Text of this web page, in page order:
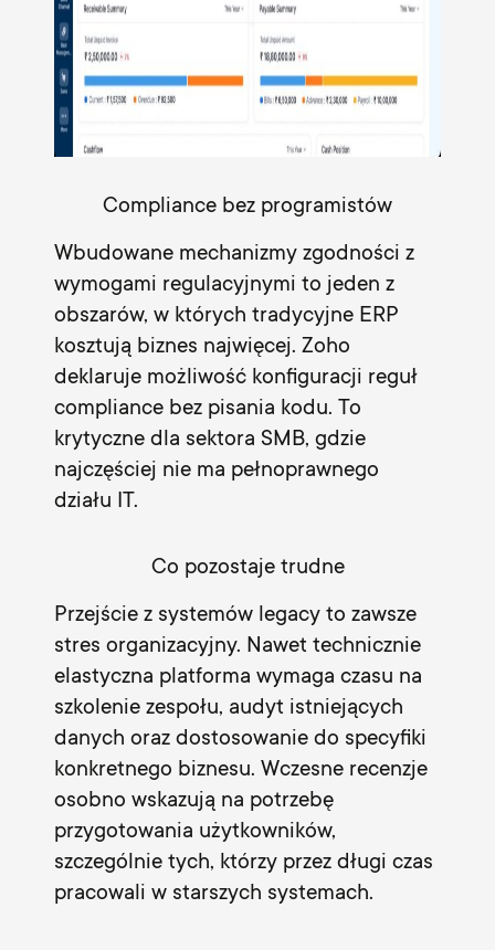
Compliance bez programistów
Wbudowane mechanizmy zgodności z
wymogami regulacyjnymi to jeden z
obszarów, w których tradycyjne ERP
kosztują biznes najwięcej. Zoho
deklaruje możliwość konfiguracji reguł
compliance bez pisania kodu. To
krytyczne dla sektora SMB, gdzie
najczęściej nie ma pełnoprawnego
działu IT.
Co pozostaje trudne
Przejście z systemów legacy to zawsze
stres organizacyjny. Nawet technicznie
elastyczna platforma wymaga czasu na
szkolenie zespołu, audyt istniejących
danych oraz dostosowanie do specyfiki
konkretnego biznesu. Wczesne recenzje
osobno wskazują na potrzebę
przygotowania użytkowników,
szczególnie tych, którzy przez długi czas
pracowali w starszych systemach.